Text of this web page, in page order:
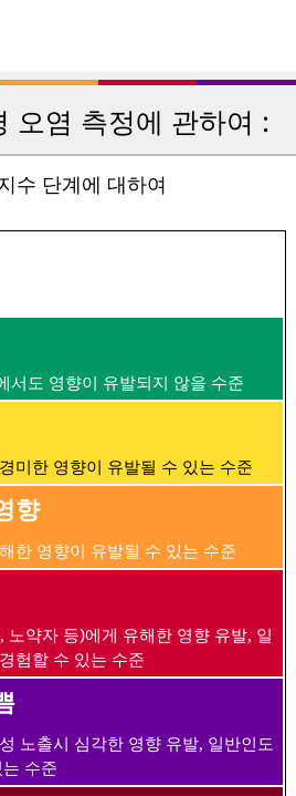
오염 측정에 관하여 :
수 단계에 대하여
서도 영향이 유발되지 않을 수준
미한 영향이 유발될 수 있는 수준
향
한 영향이 유발될 수 있는 수준
노약자 등)에게 유해한 영향 유발, 일
험할 수 있는 수준
노출시 심각한 영향 유발, 일반인도
수준